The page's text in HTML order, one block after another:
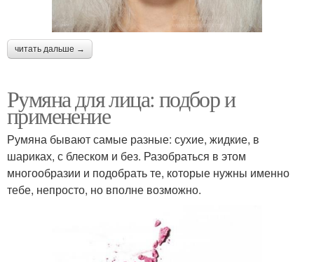
читать дальше →
Румяна для лица: подбор и
применение
Румяна бывают самые разные: сухие, жидкие, в
шариках, с блеском и без. Разобраться в этом
многообразии и подобрать те, которые нужны именно
тебе, непросто, но вполне возможно.